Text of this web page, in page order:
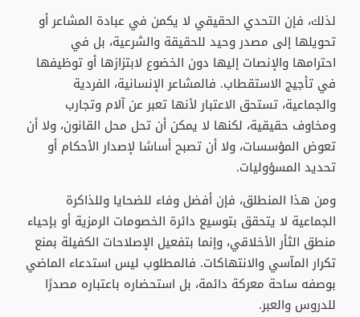
لذلك، فإن التحدي الحقيقي لا يكمن في عبادة المشاعر أو
تحويلها إلى مصدر وحيد للحقيقة والشرعية، بل في
احترامها والإنصات إليها دون الخضوع لابتزازها أو توظيفها
في تأجيج الاستقطاب. فالمشاعر الإنسانية، الفردية
والجماعية، تستحق الاعتبار لأنها تعبر عن آلام وتجارب
ومخاوف حقيقية، لكنها لا يمكن أن تحل محل القانون، ولا أن
تعوض المؤسسات، ولا أن تصبح أساسًا لإصدار الأحكام أو
تحديد المسؤوليات.
ومن هذا المنطلق، فإن أفضل وفاء للضحايا وللذاكرة
الجماعية لا يتحقق بتوسيع دائرة الخصومات الرمزية أو بإحياء
منطق الثأر الأخلاقي، وإنما بتفعيل الإصلاحات الكفيلة بمنع
تكرار المآسي والانتهاكات. فالمطلوب ليس استدعاء الماضي
بوصفه ساحة معركة دائمة، بل استحضاره باعتباره مصدرًا
للدروس والعبر.